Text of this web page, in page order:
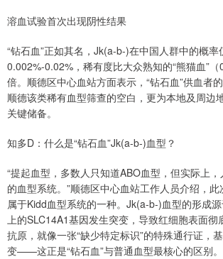
溶血试验首次出现阴性结果
“钻石血”正如其名，Jk(a-b-)在中国人群中的概率
0.002%-0.02%，稀有度比大众熟知的“熊猫血”
倍。顺德区中心血站方面表示，“钻石血”供血者
顺德该类稀有血型筛查的空白，更为本地及周边
关键储备。
知多D：什么是“钻石血”Jk(a-b-)血型？
“提起血型，多数人只知道ABO血型，但实际上
的血型系统。”顺德区中心血站工作人员介绍，此
属于Kidd血型系统的一种。Jk(a-b-)血型的形成
上的SLC14A1基因发生突变，导致红细胞表面彻
抗原，就像一张“缺少特定标识”的特殊通行证，
变——这正是“钻石血”与普通血型最核心的区别。